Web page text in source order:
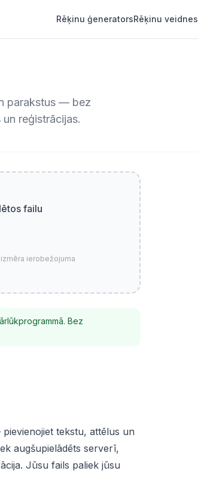
Rēķinu ģeneratorsRēķinu veidnes
parakstus — bez
reģistrācijas.
failu
ierobežojuma
Bez
tekstu, attēlus un
augšupielādēts serverī,
Jūsu fails paliek jūsu